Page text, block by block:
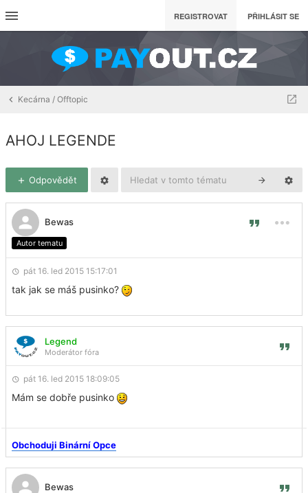
REGISTROVAT PŘIHLÁSIT SE
Kecárna / Offtopic
AHOJ LEGENDE
Odpovědět
Bewas
Autor tematu
pát 16. led 2015 15:17:01
tak jak se máš pusinko?
Legend
Moderátor fóra
pát 16. led 2015 18:09:05
Mám se dobře pusinko
Obchoduji Binární Opce
Bewas